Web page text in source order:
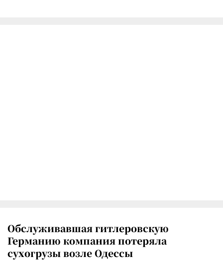
Обслуживавшая гитлеровскую
Германию компания потеряла
сухогрузы возле Одессы